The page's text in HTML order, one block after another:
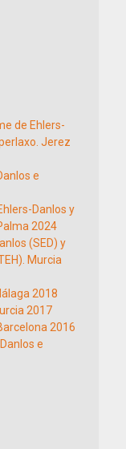
de Ehlers-
Jerez
e
Danlos y
2024
(SED) y
Murcia
2018
2017
2016
e